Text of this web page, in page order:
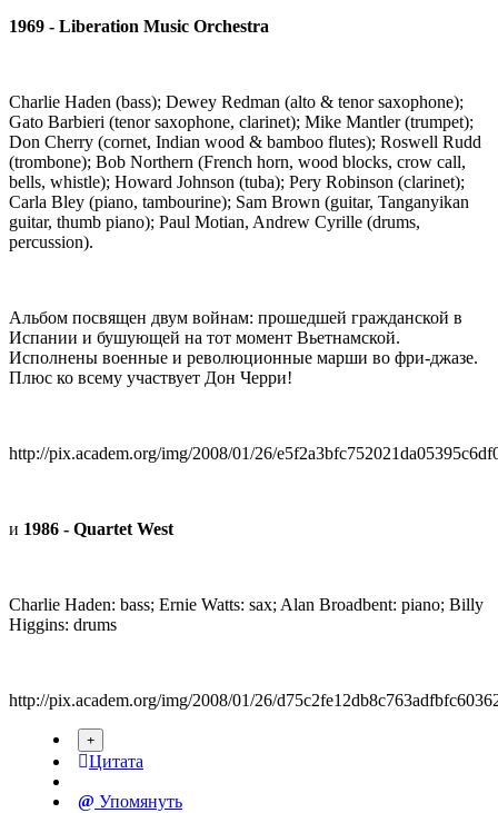
1969 - Liberation Music Orchestra
Charlie Haden (bass); Dewey Redman (alto & tenor saxophone);
Gato Barbieri (tenor saxophone, clarinet); Mike Mantler (trumpet);
Don Cherry (cornet, Indian wood & bamboo flutes); Roswell Rudd
(trombone); Bob Northern (French horn, wood blocks, crow call,
bells, whistle); Howard Johnson (tuba); Pery Robinson (clarinet);
Carla Bley (piano, tambourine); Sam Brown (guitar, Tanganyikan
guitar, thumb piano); Paul Motian, Andrew Cyrille (drums,
percussion).
Альбом посвящен двум войнам: прошедшей гражданской в
Испании и бушующей на тот момент Вьетнамской.
Исполнены военные и революционные марши во фри-джазе.
Плюс ко всему участвует Дон Черри!
http://pix.academ.org/img/2008/01/26/
и 1986 - Quartet West
Charlie Haden: bass; Ernie Watts: sax; Alan Broadbent: piano; Billy
Higgins: drums
http://pix.academ.org/img/2008/01/26/
Цитата
Упомянуть